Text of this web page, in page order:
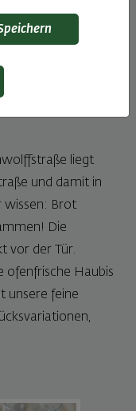
liegt
und damit in
wissen: Brot
Die
vor der Tür.
ofenfrische Haubis
unsere feine